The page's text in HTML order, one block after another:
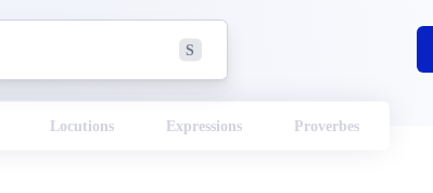
S
Locutions Expressions Proverbes